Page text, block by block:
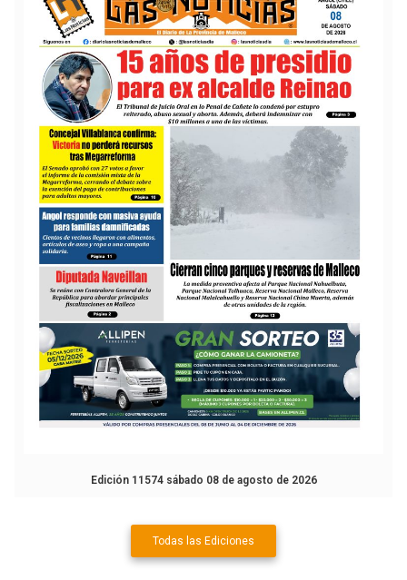
Edición 11574 sábado 08 de agosto de 2026
Todas las Ediciones